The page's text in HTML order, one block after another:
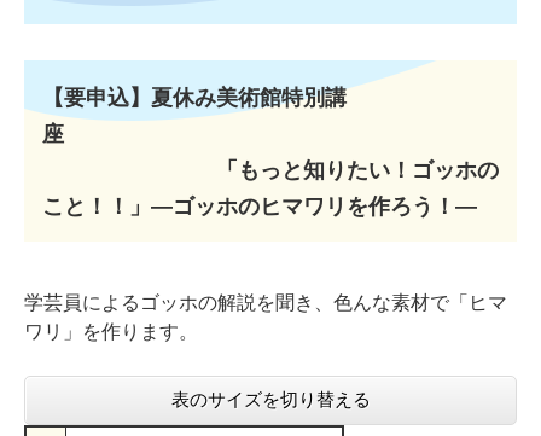
【要申込】夏休み美術館特別講
座
「もっと知りたい！ゴッホの
こと！！」―ゴッホのヒマワリを作ろう！―
学芸員によるゴッホの解説を聞き、色んな素材で「ヒマ
ワリ」を作ります。
表のサイズを切り替える